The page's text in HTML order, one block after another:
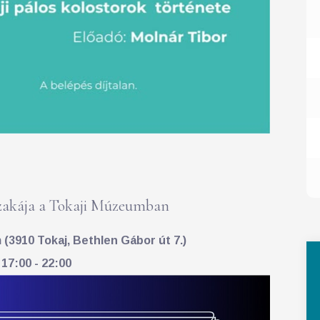
a Tokaji Múzeumban
Tokaj, Bethlen Gábor út 7.)
- 22:00